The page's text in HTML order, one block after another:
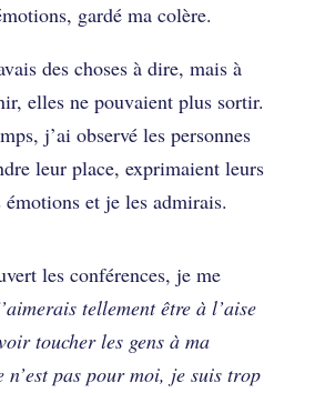
gardé ma colère.
des choses à dire, mais à
elles ne pouvaient plus sortir.
j’ai observé les personnes
leur place, exprimaient leurs
et je les admirais.
les conférences, je me
tellement être à l’aise
toucher les gens à ma
n’est pas pour moi, je suis trop